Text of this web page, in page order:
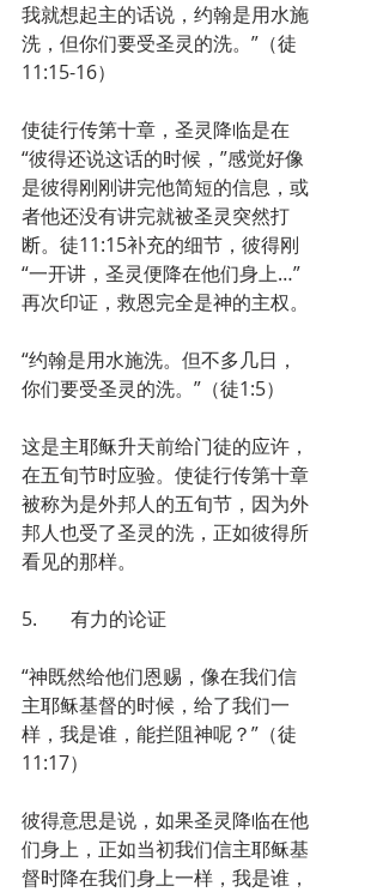
我就想起主的话说，约翰是用水施
洗，但你们要受圣灵的洗。”（徒
11:15-16）
使徒行传第十章，圣灵降临是在
“彼得还说这话的时候，”感觉好像
是彼得刚刚讲完他简短的信息，或
者他还没有讲完就被圣灵突然打
断。徒11:15补充的细节，彼得刚
“一开讲，圣灵便降在他们身上…”
再次印证，救恩完全是神的主权。
“约翰是用水施洗。但不多几日，
你们要受圣灵的洗。”（徒1:5）
这是主耶稣升天前给门徒的应许，
在五旬节时应验。使徒行传第十章
被称为是外邦人的五旬节，因为外
邦人也受了圣灵的洗，正如彼得所
看见的那样。
5.       有力的论证
“神既然给他们恩赐，像在我们信
主耶稣基督的时候，给了我们一
样，我是谁，能拦阻神呢？”（徒
11:17）
彼得意思是说，如果圣灵降临在他
们身上，正如当初我们信主耶稣基
督时降在我们身上一样，我是谁，